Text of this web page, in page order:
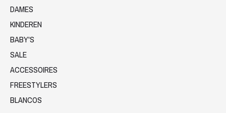
DAMES
KINDEREN
BABY'S
SALE
ACCESSOIRES
FREESTYLERS
BLANCOS